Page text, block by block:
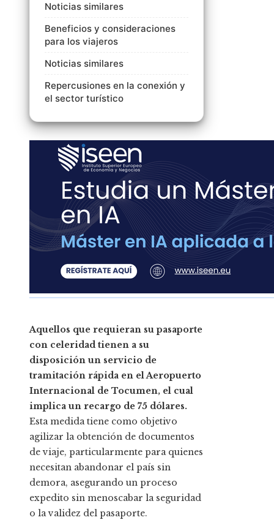
Noticias similares
Beneficios y consideraciones
para los viajeros
Noticias similares
Repercusiones en la conexión y
el sector turístico
Aquellos que requieran su pasaporte
con celeridad tienen a su
disposición un servicio de
tramitación rápida en el Aeropuerto
Internacional de Tocumen, el cual
implica un recargo de 75 dólares.
Esta medida tiene como objetivo
agilizar la obtención de documentos
de viaje, particularmente para quienes
necesitan abandonar el país sin
demora, asegurando un proceso
expedito sin menoscabar la seguridad
o la validez del pasaporte.